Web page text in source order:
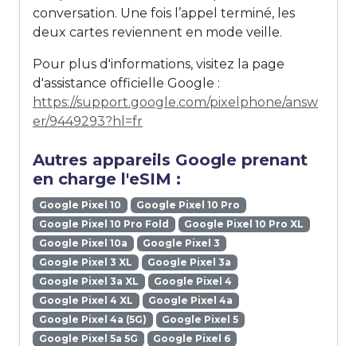
conversation. Une fois l’appel terminé, les
deux cartes reviennent en mode veille.
Pour plus d'informations, visitez la page
d'assistance officielle Google :
https://support.google.com/pixelphone/answ
er/9449293?hl=fr
Autres appareils Google prenant
en charge l'eSIM :
Google Pixel 10
Google Pixel 10 Pro
Google Pixel 10 Pro Fold
Google Pixel 10 Pro XL
Google Pixel 10a
Google Pixel 3
Google Pixel 3 XL
Google Pixel 3a
Google Pixel 3a XL
Google Pixel 4
Google Pixel 4 XL
Google Pixel 4a
Google Pixel 4a (5G)
Google Pixel 5
Google Pixel 5a 5G
Google Pixel 6